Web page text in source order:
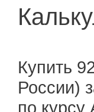
Купить
России)
по курсу